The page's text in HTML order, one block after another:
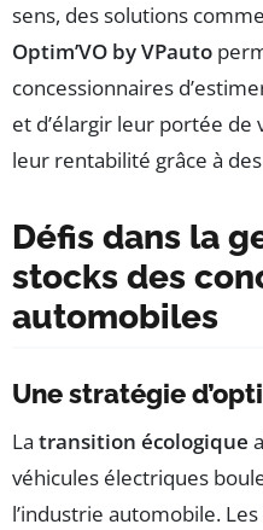
sens, des solutions
Optim’VO by VPauto
concessionnaires
et d’élargir leur portée
leur rentabilité grâce à
Défis dans la
stocks des
automobiles
Une stratégie
La transition écologique
véhicules électriques
l’industrie automobile.